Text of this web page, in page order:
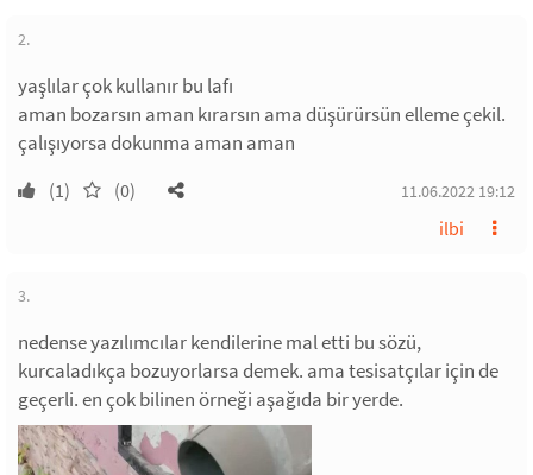
2.
yaşlılar çok kullanır bu lafı
aman bozarsın aman kırarsın ama düşürürsün elleme çekil.
çalışıyorsa dokunma aman aman
(1) (0) 11.06.2022 19:12
ilbi
3.
nedense yazılımcılar kendilerine mal etti bu sözü,
kurcaladıkça bozuyorlarsa demek. ama tesisatçılar için de
geçerli. en çok bilinen örneği aşağıda bir yerde.